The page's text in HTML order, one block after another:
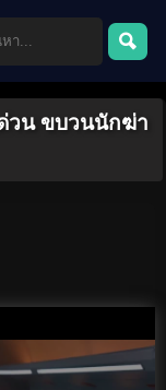
วน ขบวนนักฆ่า